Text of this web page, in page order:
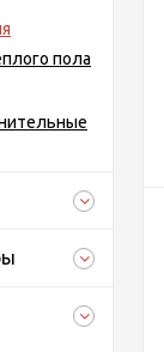
пола